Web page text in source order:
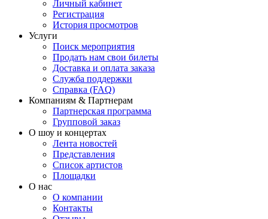
Личный кабинет
Регистрация
История просмотров
Услуги
Поиск мероприятия
Продать нам свои билеты
Доставка и оплата заказа
Служба поддержки
Справка (FAQ)
Компаниям & Партнерам
Партнерская программа
Групповой заказ
О шоу и концертах
Лента новостей
Представления
Список артистов
Площадки
О нас
О компании
Контакты